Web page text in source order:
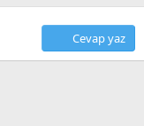
Cevap yaz